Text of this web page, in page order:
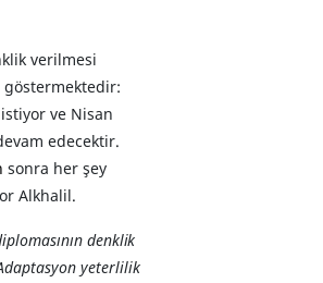
verilmesi
göstermektedir:
ve Nisan
edecektir.
sonra her şey
Alkhalil.
denklik
yeterlilik